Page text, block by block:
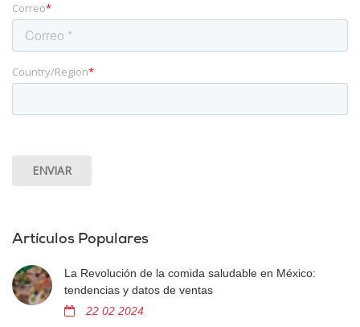
Correo*
Country/Region*
Artículos Populares
La Revolución de la comida saludable en México:
tendencias y datos de ventas
22 02 2024